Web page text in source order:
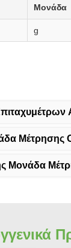
Μονάδα
g
Μέτρησης
Μονάδα